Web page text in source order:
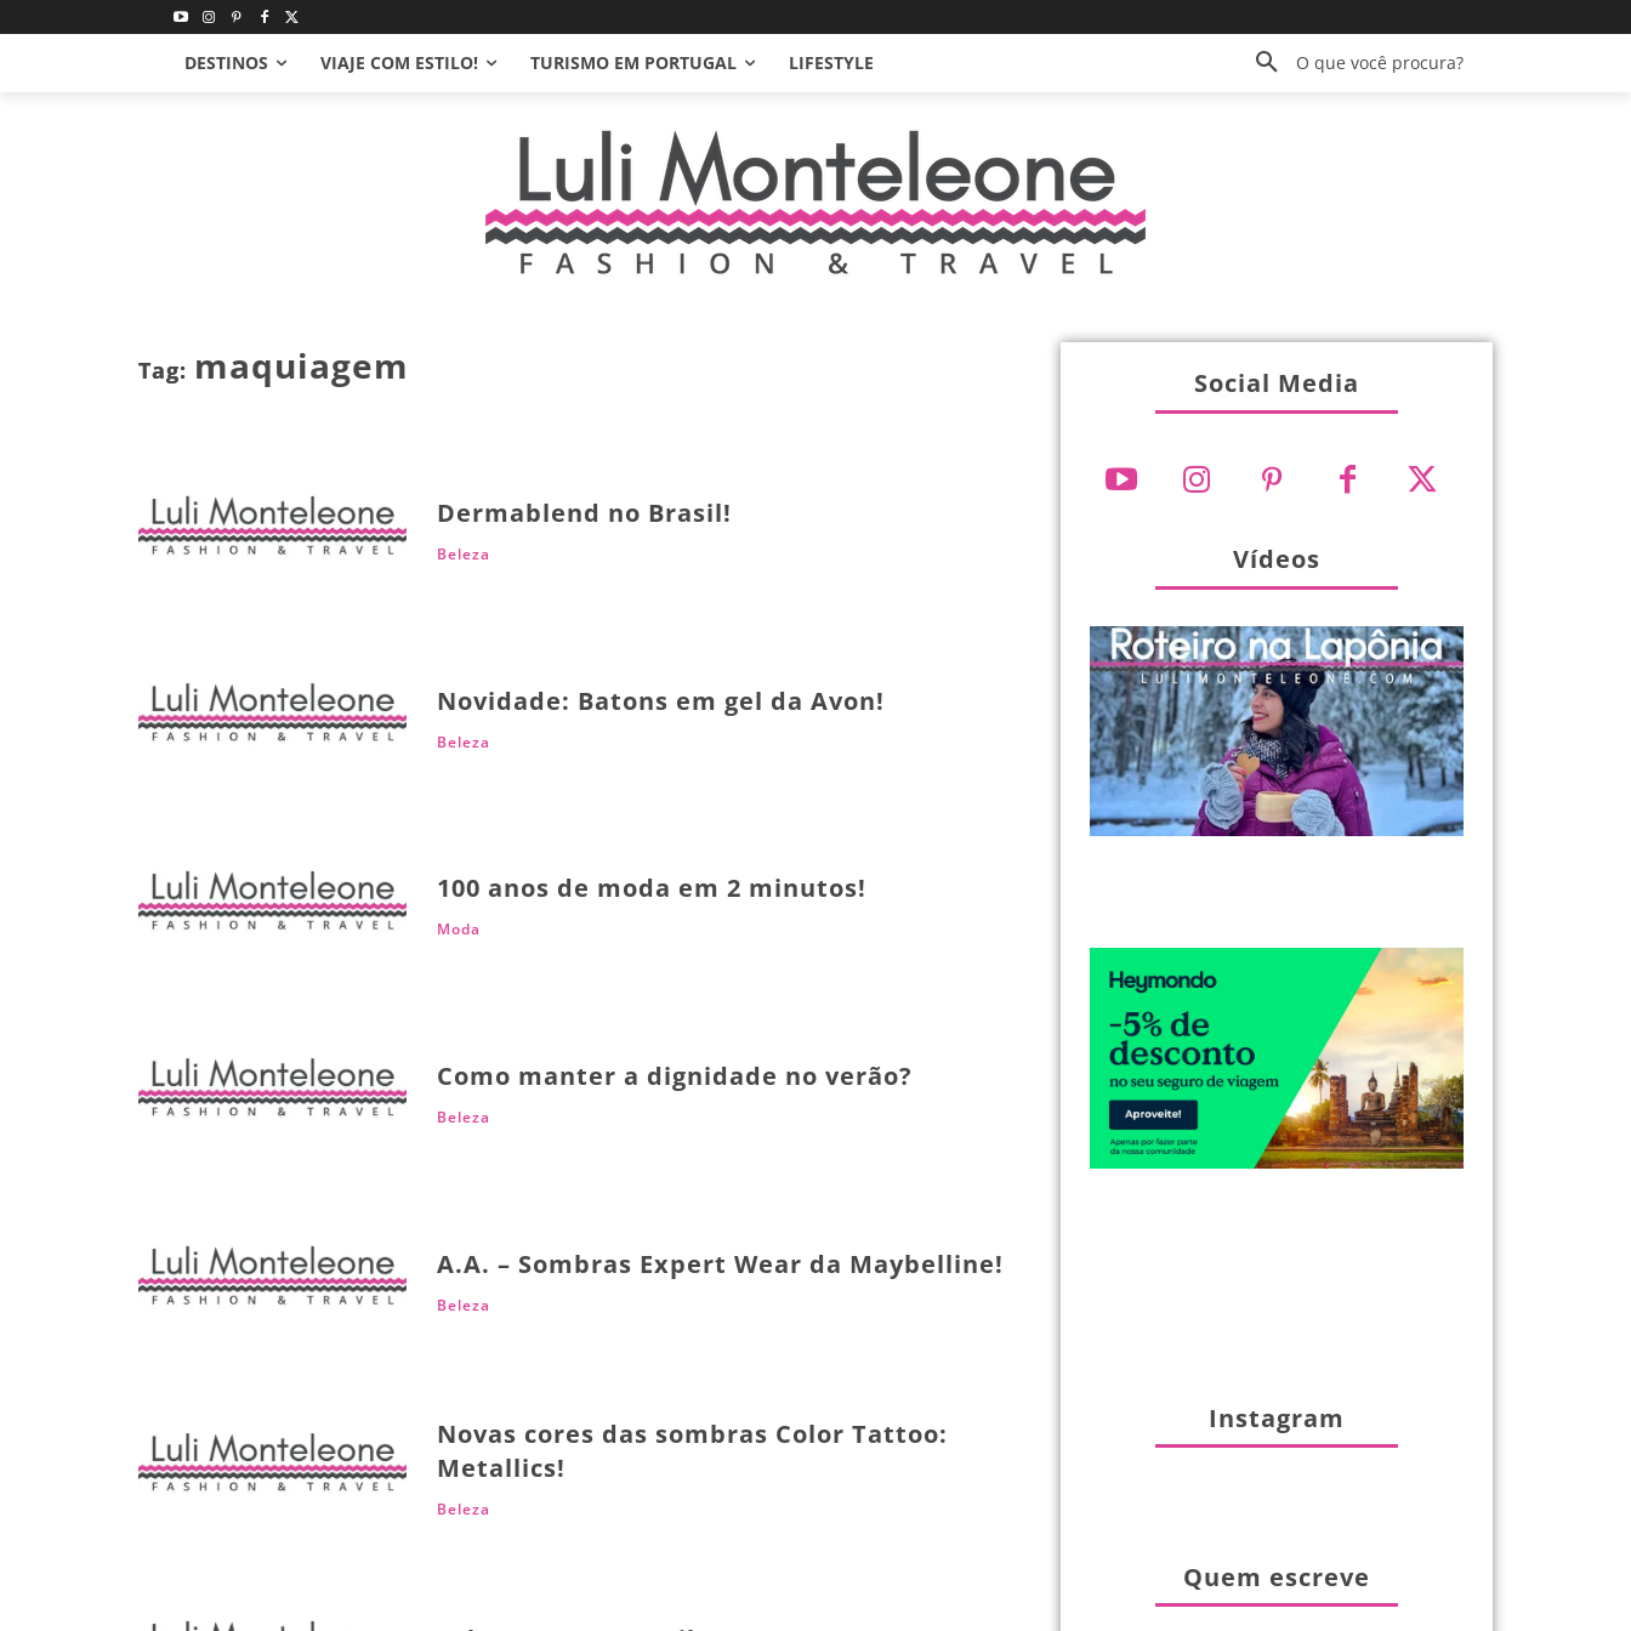
DESTINOS VIAJE COM ESTILO! TURISMO EM PORTUGAL LIFESTYLE O que você procura?
Tag: maquiagem
Dermablend no Brasil!
Beleza
Novidade: Batons em gel da Avon!
Beleza
100 anos de moda em 2 minutos!
Moda
Como manter a dignidade no verão?
Beleza
A.A. – Sombras Expert Wear da Maybelline!
Beleza
Novas cores das sombras Color Tattoo:
Metallics!
Beleza
Social Media
Vídeos
Instagram
Quem escreve